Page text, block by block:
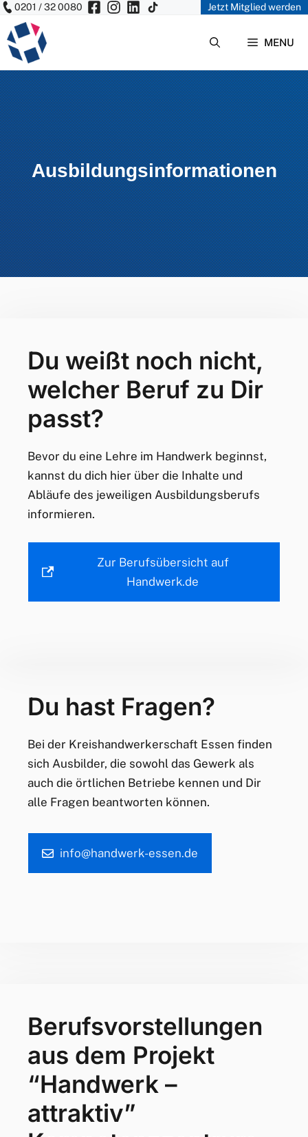
Zum
Inhalt
springen
0201 / 32 0080 Jetzt Mitglied werden
MENU
Ausbildungsinformationen
Du weißt noch nicht,
welcher Beruf zu Dir
passt?
Bevor du eine Lehre im Handwerk beginnst,
kannst du dich hier über die Inhalte und
Abläufe des jeweiligen Ausbildungsberufs
informieren.
Zur Berufsübersicht auf
Handwerk.de
Du hast Fragen?
Bei der Kreishandwerkerschaft Essen finden
sich Ausbilder, die sowohl das Gewerk als
auch die örtlichen Betriebe kennen und Dir
alle Fragen beantworten können.
info@handwerk-essen.de
Berufsvorstellungen
aus dem Projekt
“Handwerk –
attraktiv”